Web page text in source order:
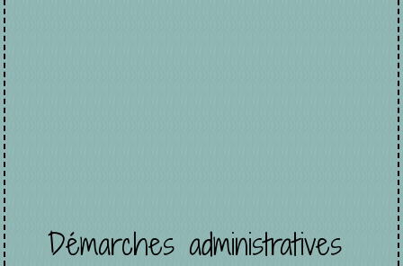
Démarches administratives